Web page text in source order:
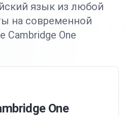
язык из любой
на современной
Cambridge One
One